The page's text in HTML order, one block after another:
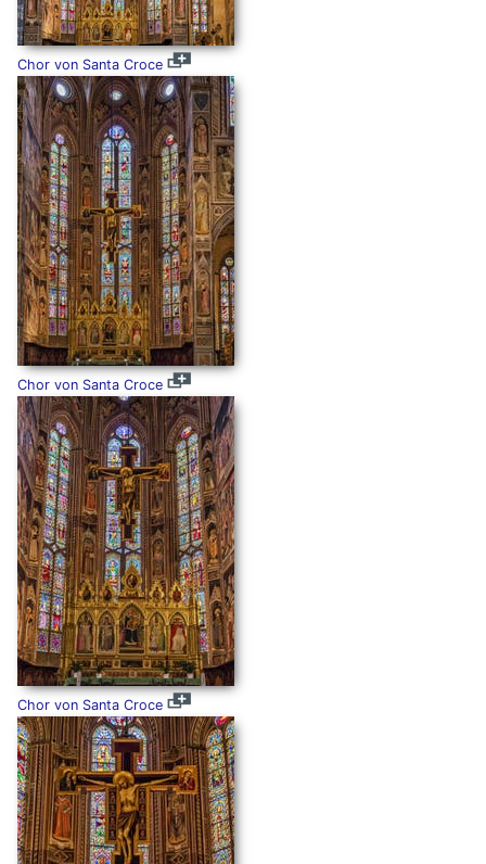
Chor von Santa Croce
Chor von Santa Croce
Chor von Santa Croce